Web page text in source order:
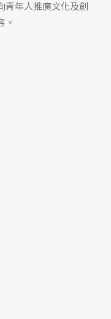
青年人推廣文化及創
。